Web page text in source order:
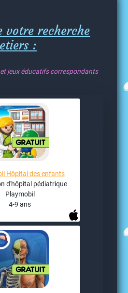
votre recherche
:
jeux éducatifs correspondants
Hôpital des enfants
d'hôpital pédiatrique
Playmobil
4-9 ans